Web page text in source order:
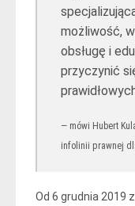
możliwość,
obsługę i
przyczynić
mówi Hubert
infolinii prawnej
Od 6 grudnia 2019